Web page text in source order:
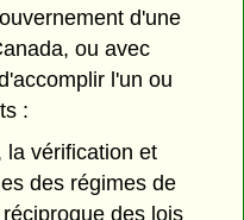
d'une
ou avec
l'un ou
:
la vérification et
des régimes de
des lois